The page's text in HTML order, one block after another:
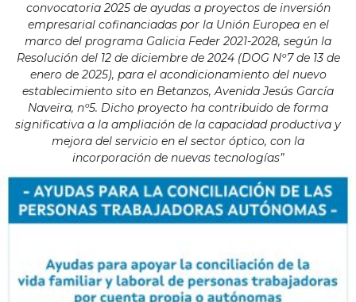
convocatoria 2025 de ayudas a proyectos de inversión
empresarial cofinanciadas por la Unión Europea en el
marco del programa Galicia Feder 2021-2028, según la
Resolución del 12 de diciembre de 2024 (DOG Nº7 de 13 de
enero de 2025), para el acondicionamiento del nuevo
establecimiento sito en Betanzos, Avenida Jesús García
Naveira, nº5. Dicho proyecto ha contribuido de forma
significativa a la ampliación de la capacidad productiva y
mejora del servicio en el sector óptico, con la
incorporación de nuevas tecnologías”